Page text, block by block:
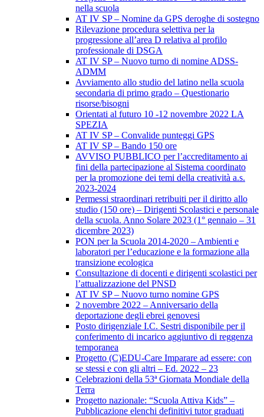
nella scuola
AT IV SP – Nomine da GPS deroghe di sostegno
Rilevazione procedura selettiva per la
progressione all’area D relativa al profilo
professionale di DSGA
AT IV SP – Nuovo turno di nomine ADSS-
ADMM
Avviamento allo studio del latino nella scuola
secondaria di primo grado – Questionario
risorse/bisogni
Orientati al futuro 10 -12 novembre 2022 LA
SPEZIA
AT IV SP – Convalide punteggi GPS
AT IV SP – Bando 150 ore
AVVISO PUBBLICO per l’accreditamento ai
fini della partecipazione al Sistema coordinato
per la promozione dei temi della creatività a.s.
2023-2024
Permessi straordinari retribuiti per il diritto allo
studio (150 ore) – Dirigenti Scolastici e personale
della scuola. Anno Solare 2023 (1° gennaio – 31
dicembre 2023)
PON per la Scuola 2014-2020 – Ambienti e
laboratori per l’educazione e la formazione alla
transizione ecologica
Consultazione di docenti e dirigenti scolastici per
l’attualizzazione del PNSD
AT IV SP – Nuovo turno nomine GPS
2 novembre 2022 – Anniversario della
deportazione degli ebrei genovesi
Posto dirigenziale I.C. Sestri disponibile per il
conferimento di incarico aggiuntivo di reggenza
temporanea
Progetto (C)EDU-Care Imparare ad essere: con
se stessi e con gli altri – Ed. 2022 – 23
Celebrazioni della 53ª Giornata Mondiale della
Terra
Progetto nazionale: “Scuola Attiva Kids” –
Pubblicazione elenchi definitivi tutor graduati